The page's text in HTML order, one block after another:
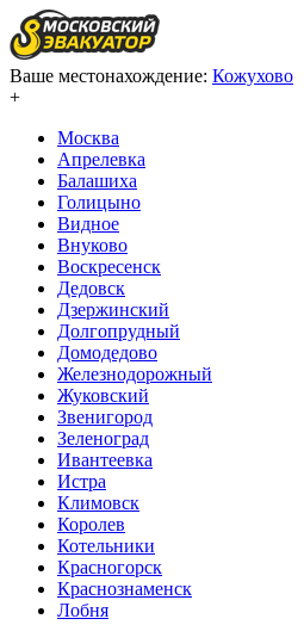
Ваше местонахождение: Кожухово
+
Москва
Апрелевка
Балашиха
Голицыно
Видное
Внуково
Воскресенск
Дедовск
Дзержинский
Долгопрудный
Домодедово
Железнодорожный
Жуковский
Звенигород
Зеленоград
Ивантеевка
Истра
Климовск
Королев
Котельники
Красногорск
Краснознаменск
Лобня